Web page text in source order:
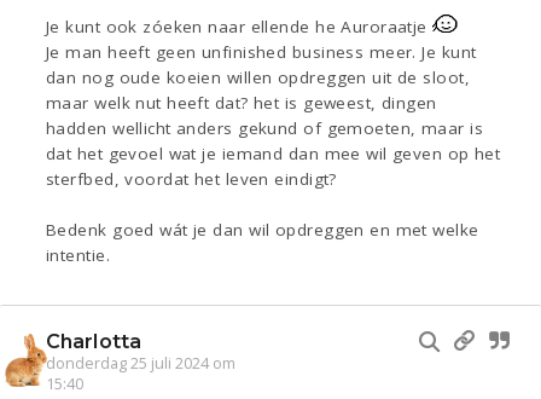
Je kunt ook zóeken naar ellende he Auroraatje
Je man heeft geen unfinished business meer. Je kunt
dan nog oude koeien willen opdreggen uit de sloot,
maar welk nut heeft dat? het is geweest, dingen
hadden wellicht anders gekund of gemoeten, maar is
dat het gevoel wat je iemand dan mee wil geven op het
sterfbed, voordat het leven eindigt?
Bedenk goed wát je dan wil opdreggen en met welke
intentie.
Charlotta
donderdag 25 juli 2024 om
15:40